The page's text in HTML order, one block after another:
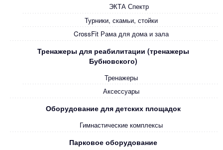
ЭКТА Спектр
Турники, скамьи, стойки
CrossFit Рама для дома и зала
Тренажеры для реабилитации (тренажеры
Бубновского)
Тренажеры
Аксессуары
Оборудование для детских площадок
Гимнастические комплексы
Парковое оборудование